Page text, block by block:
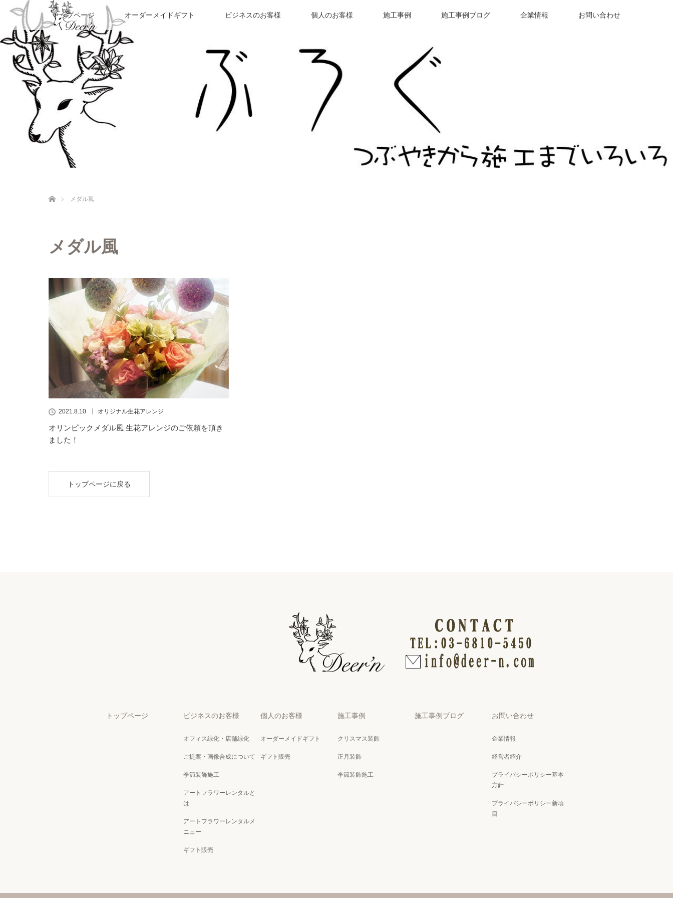
トップページ オーダーメイドギフト ビジネスのお客様 個人のお客様 施工事例 施工事例ブログ 企業情報 お問い合わせ
メダル風
メダル風
2021.8.10 オリジナル生花アレンジ
オリンピックメダル風 生花アレンジのご依頼を頂き
ました！
トップページに戻る
トップページ ビジネスのお客様
オフィス緑化・店舗緑化
ご提案・画像合成について
季節装飾施工
アートフラワーレンタルと
は
アートフラワーレンタルメ
ニュー
ギフト販売
個人のお客様
オーダーメイドギフト
ギフト販売
施工事例
クリスマス装飾
正月装飾
季節装飾施工
施工事例ブログ お問い合わせ
企業情報
経営者紹介
プライバシーポリシー基本
方針
プライバシーポリシー新項
目